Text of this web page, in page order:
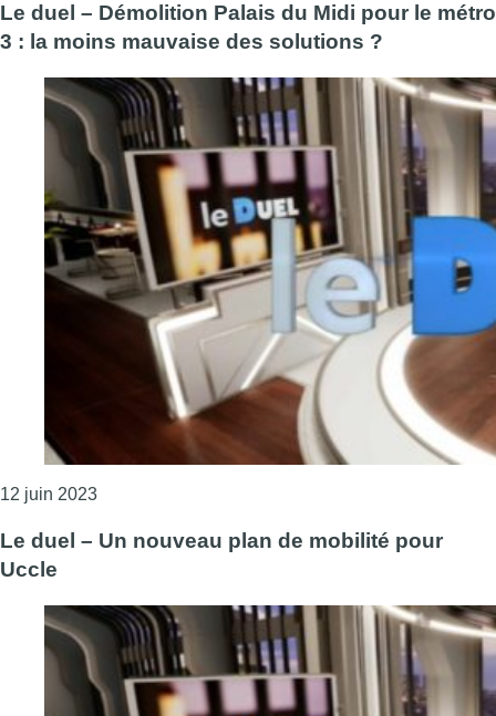
Le duel – Démolition Palais du Midi pour le métro
3 : la moins mauvaise des solutions ?
12 juin 2023Consulter l'article "Le duel – Démolition Palais du
Le duel – Un nouveau plan de mobilité pour
Uccle